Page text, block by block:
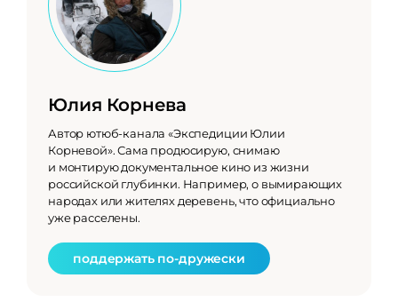
Юлия Корнева
Автор ютюб-канала «Экспедиции Юлии
Корневой». Сама продюсирую, снимаю
и монтирую документальное кино из жизни
российской глубинки. Например, о вымирающих
народах или жителях деревень, что официально
уже расселены.
поддержать по-дружески